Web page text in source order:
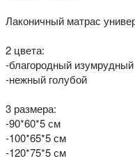
Лаконичный матрас
2 цвета:
-благородный изумрудный
-нежный голубой
3 размера:
-90*60*5 см
-100*65*5 см
-120*75*5 см